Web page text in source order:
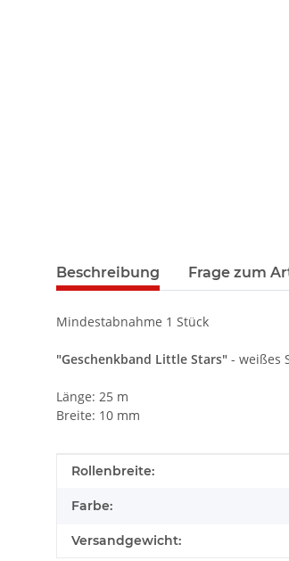
Beschreibung Frage zum
Mindestabnahme 1 Stück
"Geschenkband Little Stars" - weißes
Länge: 25 m
Breite: 10 mm
Produkteigenschaft
Wert
Rollenbreite:
Farbe:
Versandgewicht: